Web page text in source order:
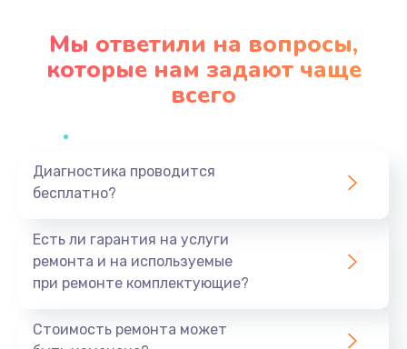
Заказать
Профилактическая чистка
Заказать
1440 руб.
Мы ответили на вопросы,
которые нам задают чаще
всего
Диагностика проводится
бесплатно?
Есть ли гарантия на услуги
ремонта и на используемые
при ремонте комплектующие?
Стоимость ремонта может